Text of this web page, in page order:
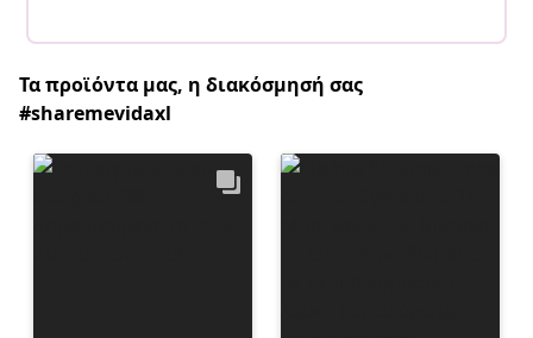
Τα προϊόντα μας, η διακόσμησή σας
#sharemevidaxl